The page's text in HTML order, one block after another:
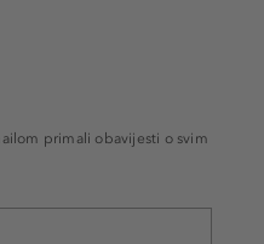
primali obavijesti o svim